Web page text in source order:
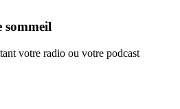
sommeil
votre radio ou votre podcast